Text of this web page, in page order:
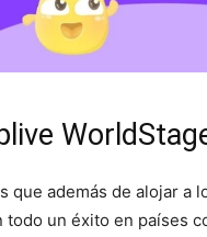
que además de alojar a
todo un éxito en países